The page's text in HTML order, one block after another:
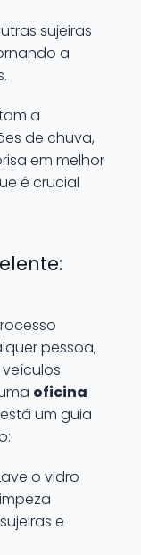
sujeiras
a
a
de chuva,
em melhor
é crucial
pessoa,
oficina
um guia
o vidro
e